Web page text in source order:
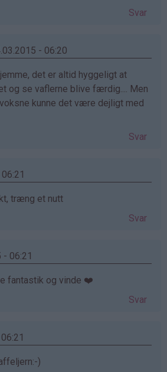
Svar
- 06:20
det er altid hyggeligt at
og se vaflerne blive færdig.... Men
kunne det være dejligt med
Svar
træng et nutt
Svar
- 06:21
fantastik og vinde ❤️
Svar
)